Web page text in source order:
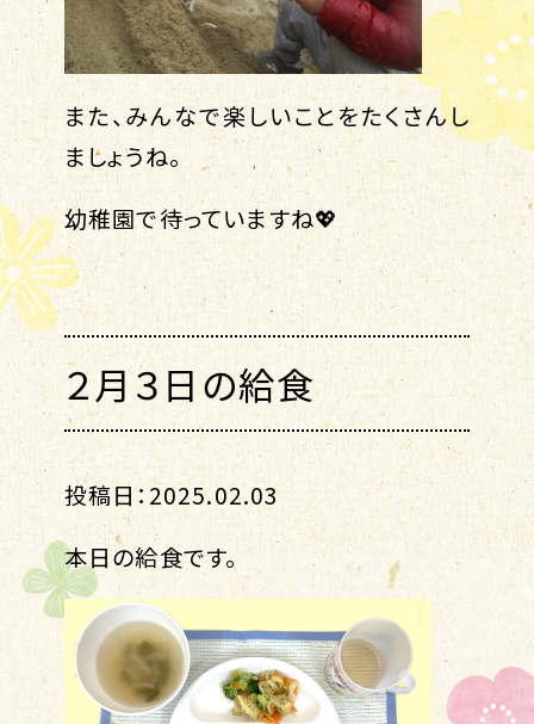
また、みんなで楽しいことをたくさんし
ましょうね。
幼稚園で待っていますね💖
２月３日の給食
投稿日：2025.02.03
本日の給食です。